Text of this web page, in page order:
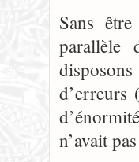
Sans
parallèle
n’avait